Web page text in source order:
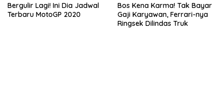
Bergulir Lagi! Ini Dia Jadwal
Terbaru MotoGP 2020
Bos Kena Karma! Tak Bayar
Gaji Karyawan, Ferrari-nya
Ringsek Dilindas Truk